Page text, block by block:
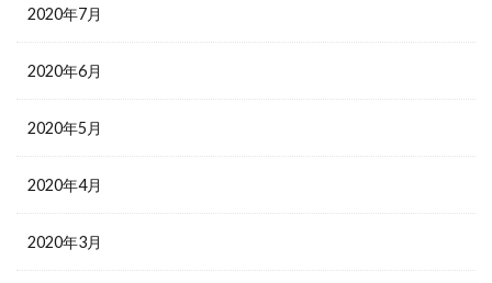
2020年7月
2020年6月
2020年5月
2020年4月
2020年3月